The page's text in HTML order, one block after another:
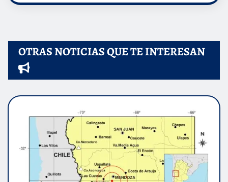
OTRAS NOTICIAS QUE TE INTERESAN